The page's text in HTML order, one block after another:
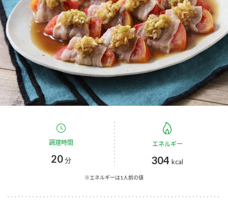
お酢ドリンク ぽん酢
みりん風・料理酒 鍋用調味料
つゆ たれ
スープ 中華
ブランド・スペシャルサイト
ブランド・スペシャルサイト トップ
商品ブランドサイト
Fibee（ファイビー）
くらしプラ酢
お酢ドリンク
つゆ
企業情報
国内事業概要
企業理念
ミツカンの歴史
ミツカンを知る
環境への取り組み
調理時間
20分
エネルギー
304 kcal
※エネルギーは1人前の値